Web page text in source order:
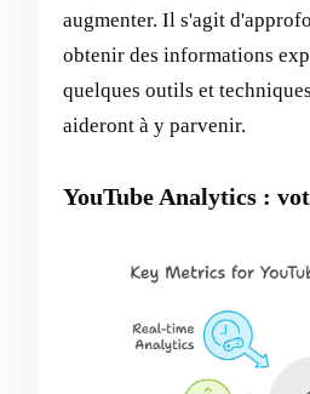
augmenter. Il s'agit
obtenir des informations
quelques outils et
aideront à y parvenir.
YouTube Analytics :